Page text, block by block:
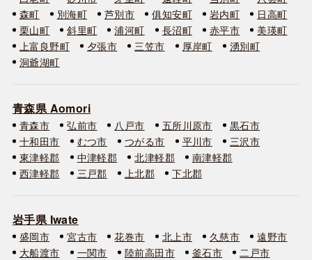
森町
別海町 芦別市 俱知安町 岩内町
日高町
栗山町
斜里町 浦河町 長沼町 赤平市
美瑛町
上富良野町
夕張市 三笠市 厚岸町
湧別町
洞爺湖町
青森県 Aomori
青森市 弘前市 八戸市 五所川原市
黒石市
十和田市
むつ市 つがる市 平川市
三沢市
東津軽郡
中津軽郡 北津軽郡
南津軽郡
西津軽郡
三戸郡 上北郡 下北郡
岩手県 Iwate
盛岡市 宮古市 花巻市 北上市 久慈市
遠野市
大船渡市
一関市 陸前高田市 釜石市
二戸市